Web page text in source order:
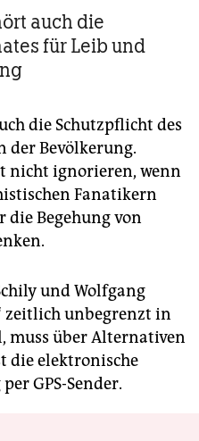
auch die
für Leib und
die Schutzpflicht des
der Bevölkerung.
nicht ignorieren, wenn
Fanatikern
Begehung von
und Wolfgang
zeitlich unbegrenzt in
muss über Alternativen
die elektronische
GPS-Sender.